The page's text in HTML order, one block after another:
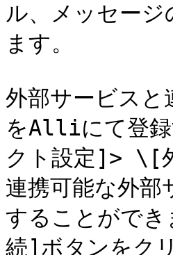
ル、メッセー
ます。
外部サービスと
をAlliにて登録
クト設定]> \[
連携可能な外
することがで
続]ボタンをク